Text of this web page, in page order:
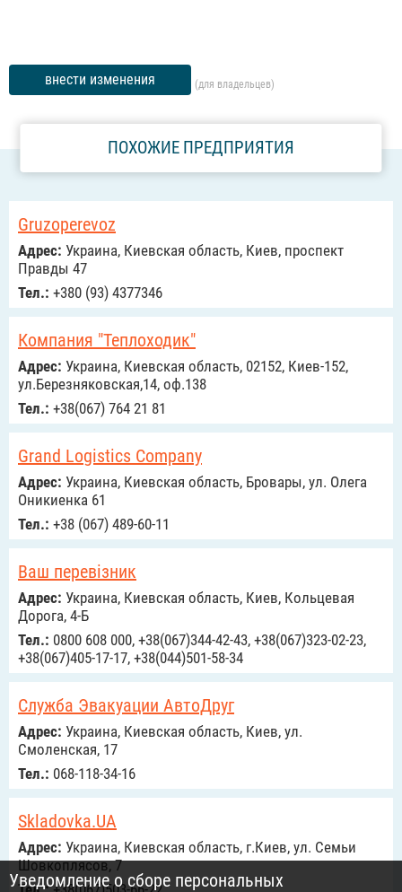
внести изменения (для владельцев)
ПОХОЖИЕ ПРЕДПРИЯТИЯ
Gruzoperevoz
Адрес: Украина, Киевская область, Киев, проспект
Правды 47
Тел.: +380 (93) 4377346
Компания "Теплоходик"
Адрес: Украина, Киевская область, 02152, Киев-152,
ул.Березняковская,14, оф.138
Тел.: +38(067) 764 21 81
Grand Logistics Company
Адрес: Украина, Киевская область, Бровары, ул. Олега
Оникиенка 61
Тел.: +38 (067) 489-60-11
Ваш перевізник
Адрес: Украина, Киевская область, Киев, Кольцевая
Дорога, 4-Б
Тел.: 0800 608 000, +38(067)344-42-43, +38(067)323-02-23,
+38(067)405-17-17, +38(044)501-58-34
Служба Эвакуации АвтоДруг
Адрес: Украина, Киевская область, Киев, ул.
Смоленская, 17
Тел.: 068-118-34-16
Skladovka.UA
Адрес: Украина, Киевская область, г.Киев, ул. Семьи
Шовкоплясов, 7
Уведомление о сборе персональных